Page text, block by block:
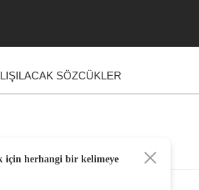
SÖZCÜKLER
için herhangi bir kelimeye